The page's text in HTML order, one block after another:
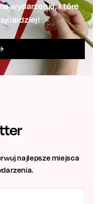
wydarzeniu, które
najlepsze miejsca